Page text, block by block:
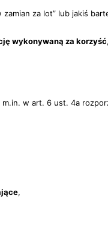
za lot” lub jakiś
wykonywaną za korzyść
m.in. w art. 6 ust. 4a
,